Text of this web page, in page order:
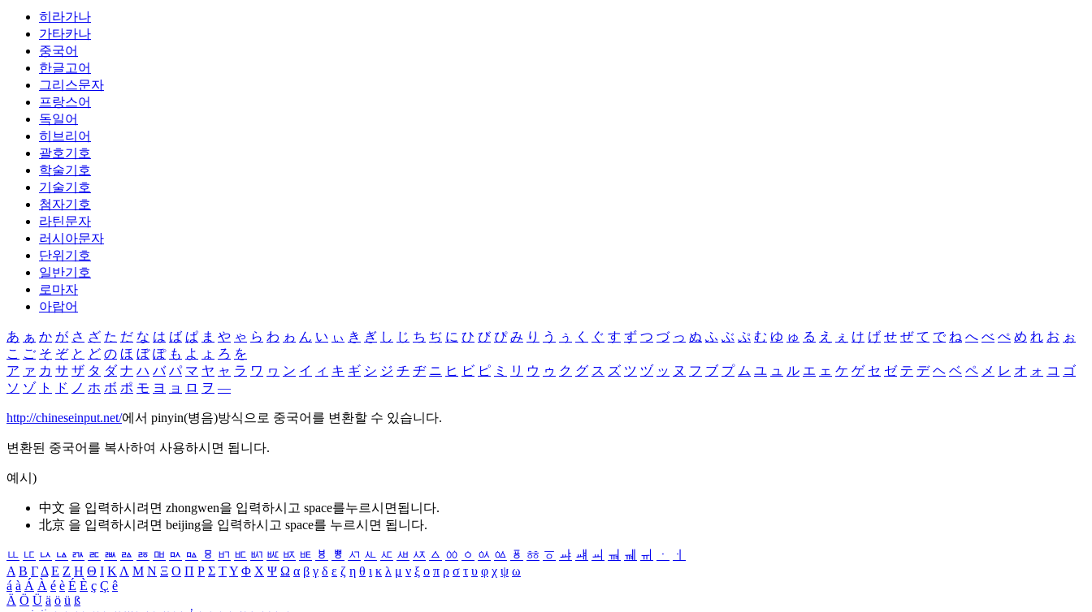
히라가나
가타카나
중국어
한글고어
그리스문자
프랑스어
독일어
히브리어
괄호기호
학술기호
기술기호
첨자기호
라틴문자
러시아문자
단위기호
일반기호
로마자
아랍어
あ ぁ か が さ ざ た だ な は ば ぱ ま や ゃ ら わ ゎ ん い ぃ き ぎ し じ ち ぢ に ひ び ぴ み り う ぅ く ぐ す ず つ づ っ ぬ ふ ぶ ぷ む ゆ ゅ る え ぇ け げ せ ぜ て で ね へ べ ぺ め れ お ぉ
こ ご そ ぞ と ど の ほ ぼ ぽ も よ ょ ろ を
ア ァ カ サ ザ タ ダ ナ ハ バ パ マ ヤ ャ ラ ワ ヮ ン イ ィ キ ギ シ ジ チ ヂ ニ ヒ ビ ピ ミ リ ウ ゥ ク グ ス ズ ツ ヅ ッ ヌ フ ブ プ ム ユ ュ ル エ ェ ケ ゲ セ ゼ テ デ ヘ ベ ペ メ レ オ ォ コ ゴ
ソ ゾ ト ド ノ ホ ボ ポ モ ヨ ョ ロ ヲ ―
http://chineseinput.net/에서 pinyin(병음)방식으로 중국어를 변환할 수 있습니다.
변환된 중국어를 복사하여 사용하시면 됩니다.
예시)
中文 을 입력하시려면 zhongwen을 입력하시고 space를누르시면됩니다.
北京 을 입력하시려면 beijing을 입력하시고 space를 누르시면 됩니다.
ㅥ ㅦ ㅧ ㅨ ㅩ ㅪ ㅫ ㅬ ㅭ ㅮ ㅯ ㅰ ㅱ ㅲ ㅳ ㅴ ㅵ ㅶ ㅷ ㅸ ㅹ ㅺ ㅻ ㅼ ㅽ ㅾ ㅿ ㆀ ㆁ ㆂ ㆃ ㆄ ㆅ ㆆ ㆇ ㆈ ㆉ ㆊ ㆋ ㆌ ㆍ
ㆎ
Α Β ΓΔ Ε Ζ Η Θ Ι ΚΛ Μ Ν Ξ Ο Π Ρ Σ ΤΥ Φ Χ Ψ Ω α β γ δ ε ζ η θ ι κ λ μ ν ξ ο π ρ σ τ υ φ χ ψ ω
á à Á À é è É È ç Ç ê
Ä Ö Ü ä ö ü ß